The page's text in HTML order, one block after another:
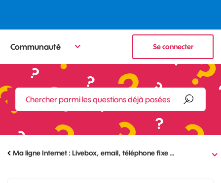
Communauté Se connecter
Ma ligne Internet : Livebox, email, téléphone fixe …